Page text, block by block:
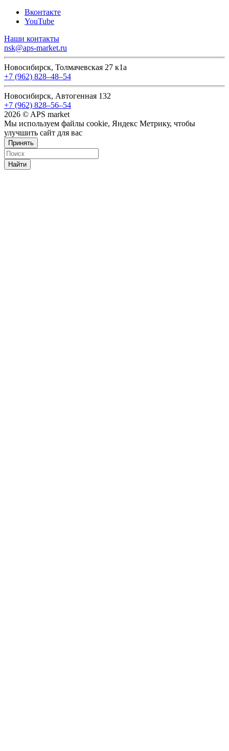
Вконтакте
YouTube
Наши контакты
nsk@aps-market.ru
Новосибирск, Толмачевская 27 к1а
+7 (962) 828‒48‒54
Новосибирск, Автогенная 132
+7 (962) 828‒56‒54
2026 © APS market
Мы используем файлы cookie, Яндекс Метрику, чтобы
улучшить сайт для вас
Принять
Найти